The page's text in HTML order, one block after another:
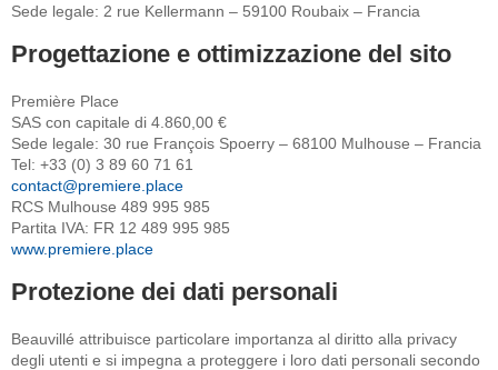
Sede legale: 2 rue Kellermann – 59100 Roubaix – Francia
Progettazione e ottimizzazione del sito
Première Place
SAS con capitale di 4.860,00 €
Sede legale: 30 rue François Spoerry – 68100 Mulhouse – Francia
Tel: +33 (0) 3 89 60 71 61
contact@premiere.place
RCS Mulhouse 489 995 985
Partita IVA: FR 12 489 995 985
www.premiere.place
Protezione dei dati personali
Beauvillé attribuisce particolare importanza al diritto alla privacy
degli utenti e si impegna a proteggere i loro dati personali secondo